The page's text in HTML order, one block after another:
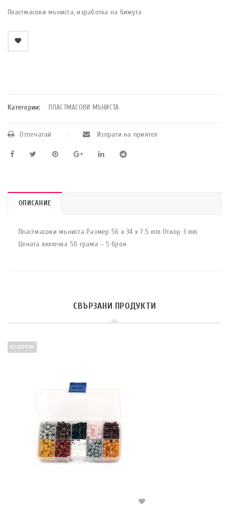
Пластмасови мъниста, изработка на бижута
Категории: ПЛАСТМАСОВИ МЪНИСТА
Отпечатай Изпрати на приятел
ОПИСАНИЕ
Пластмасови мъниста Размер 56 x 34 x 7.5 mm Отвор 3 mm
Цената включва 50 грама – 5 броя
СВЪРЗАНИ ПРОДУКТИ
ИЗЧЕРПАН